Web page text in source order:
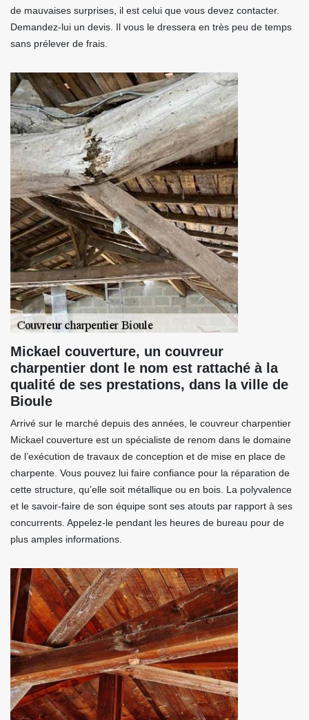
de mauvaises surprises, il est celui que vous devez contacter.
Demandez-lui un devis. Il vous le dressera en très peu de temps
sans prélever de frais.
Mickael couverture, un couvreur
charpentier dont le nom est rattaché à la
qualité de ses prestations, dans la ville de
Bioule
Arrivé sur le marché depuis des années, le couvreur charpentier
Mickael couverture est un spécialiste de renom dans le domaine
de l’exécution de travaux de conception et de mise en place de
charpente. Vous pouvez lui faire confiance pour la réparation de
cette structure, qu’elle soit métallique ou en bois. La polyvalence
et le savoir-faire de son équipe sont ses atouts par rapport à ses
concurrents. Appelez-le pendant les heures de bureau pour de
plus amples informations.